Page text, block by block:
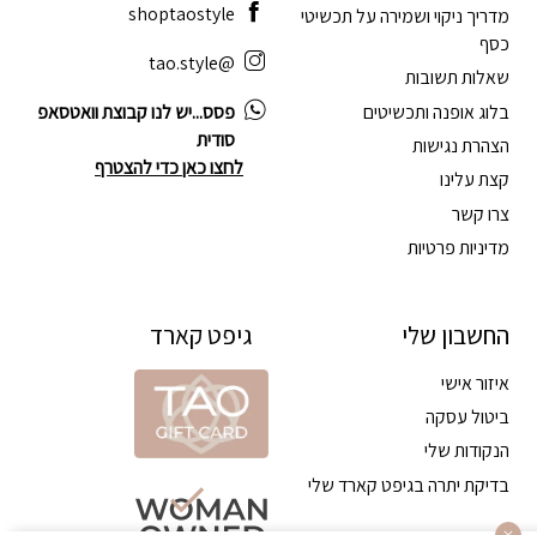
מדריך ניקוי ושמירה על תכשיטי
כסף
שאלות תשובות
בלוג אופנה ותכשיטים
הצהרת נגישות
קצת עלינו
צרו קשר
מדיניות פרטיות
החשבון שלי
איזור אישי
ביטול עסקה
הנקודות שלי
בדיקת יתרה בגיפט קארד שלי
shoptaostyle
@tao.style
פסס...יש לנו קבוצת וואטסאפ
סודית
לחצו כאן כדי להצטרף
גיפט קארד